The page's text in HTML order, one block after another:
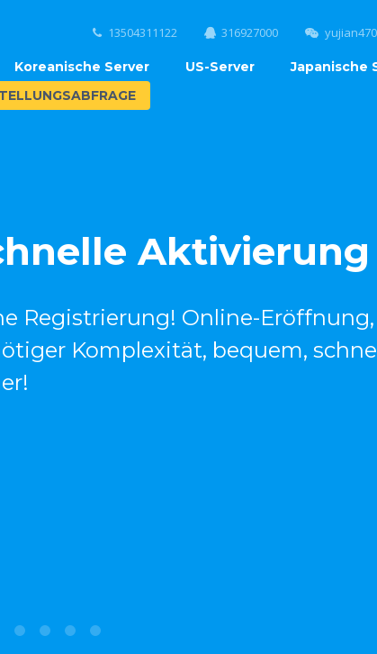
Koreanische Server US-Server
Japanische
13504311122‬ 316927000 yujian470
Aktivierung
Registrierung! Online-
Komplexität, bequem,